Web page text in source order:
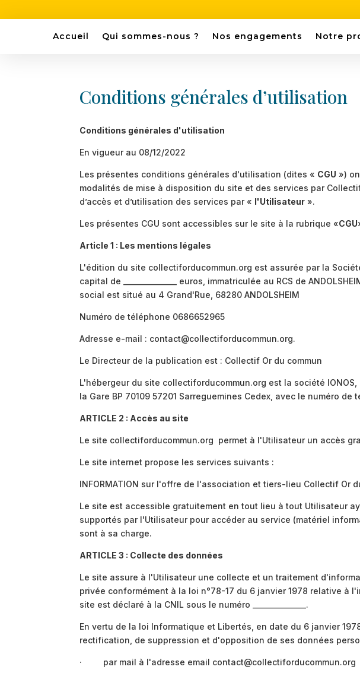
Accueil Qui sommes-nous ? Nos engagements Notre
Conditions générales d’utilisation
Conditions générales d'utilisation
En vigueur au 08/12/2022
Les présentes conditions générales d'utilisation (dites « CGU »)
modalités de mise à disposition du site et des services par
d’accès et d’utilisation des services par « l'Utilisateur ».
Les présentes CGU sont accessibles sur le site à la rubrique «CGU
Article 1 : Les mentions légales
L'édition du site collectiforducommun.org est assurée par la
capital de _______________ euros, immatriculée au RCS de
social est situé au 4 Grand'Rue, 68280 ANDOLSHEIM
Numéro de téléphone 0686652965
Adresse e-mail : contact@collectiforducommun.org.
Le Directeur de la publication est : Collectif Or du commun
L'hébergeur du site collectiforducommun.org est la société
la Gare BP 70109 57201 Sarreguemines Cedex, avec le numéro de
ARTICLE 2 : Accès au site
Le site collectiforducommun.org permet à l'Utilisateur un accès
Le site internet propose les services suivants :
INFORMATION sur l'offre de l'association et tiers-lieu Collectif Or
Le site est accessible gratuitement en tout lieu à tout Utilisateur
supportés par l'Utilisateur pour accéder au service (matériel
sont à sa charge.
ARTICLE 3 : Collecte des données
Le site assure à l'Utilisateur une collecte et un traitement
privée conformément à la loi n°78-17 du 6 janvier 1978 relative à
site est déclaré à la CNIL sous le numéro _______________.
En vertu de la loi Informatique et Libertés, en date du 6 janvier
rectification, de suppression et d'opposition de ses données
· par mail à l'adresse email contact@collectiforducommun.org